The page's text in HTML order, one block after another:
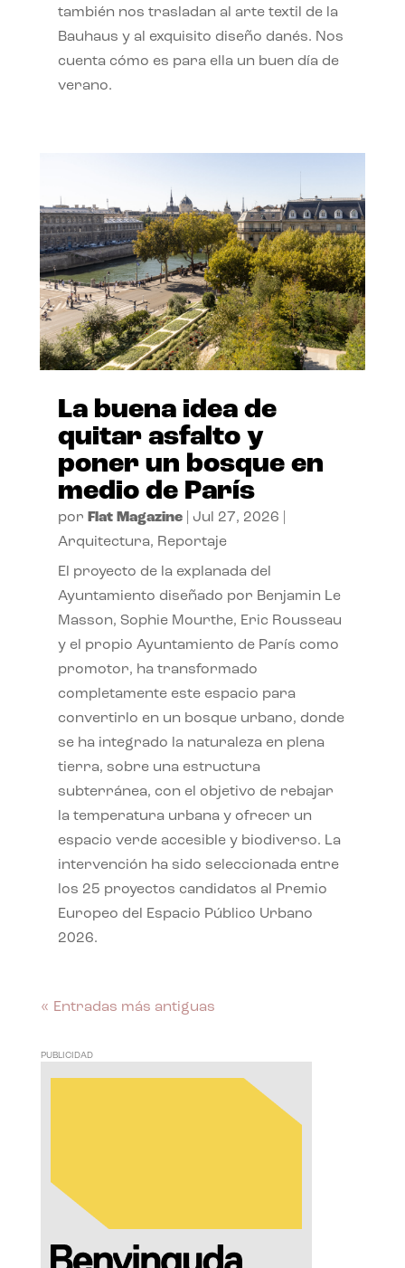
también nos trasladan al arte textil de la
Bauhaus y al exquisito diseño danés. Nos
cuenta cómo es para ella un buen día de
verano.
La buena idea de
quitar asfalto y
poner un bosque en
medio de París
por Flat Magazine| Jul 27, 2026
Arquitectura, Reportaje
El proyecto de la explanada del
Ayuntamiento diseñado por Benjamin Le
Masson, Sophie Mourthe, Eric Rousseau
y el propio Ayuntamiento de París como
promotor, ha transformado
completamente este espacio para
convertirlo en un bosque urbano, donde
se ha integrado la naturaleza en plena
tierra, sobre una estructura
subterránea, con el objetivo de rebajar
la temperatura urbana y ofrecer un
espacio verde accesible y biodiverso. La
intervención ha sido seleccionada entre
los 25 proyectos candidatos al Premio
Europeo del Espacio Público Urbano
2026.
« Entradas más antiguas
PUBLICIDAD